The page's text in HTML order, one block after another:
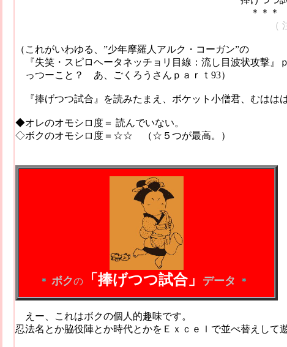
＊＊＊
（
（これがいわゆる、”少年摩羅人アルク・コーガン”の
『失笑・スピロヘータネッチョリ目線：流し目波状攻撃』
っつーこと？ あ、ごくろうさんｐａｒｔ93）
『捧げつつ試合』 を読みたまえ、ボケット小僧君、むははは
◆オレのオモシロ度＝ 読んでいない。
◇ボクのオモシロ度＝☆☆ （☆５つが最高。）
2004.10.24.（また読者
＊ ボクの 「捧げつつ試合」 データ ＊
えー、これはボクの個人的趣味です。
忍法名とか脇役陣とか時代とかをＥｘｃｅｌで並べ替えして